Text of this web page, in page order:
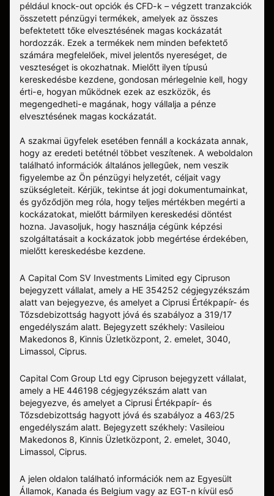
például knock-out opciók és CFD-k – végzett tranzakciók
összetett pénzügyi termékek, amelyek az összes
befektetett tőke elvesztésének magas kockázatát
hordozzák. Ezek a termékek nem minden befektető
számára megfelelőek, mivel jelentős nyereséget, de
veszteséget is okozhatnak. Mielőtt ilyen típusú
kereskedésbe kezdene, gondosan mérlegelnie kell, hogy
érti-e, hogyan működnek ezek az eszközök, és
megengedheti-e magának, hogy vállalja a pénze
elvesztésének magas kockázatát.
A szakmai ügyfelek esetében fennáll a kockázata annak,
hogy az eredeti betétnél többet veszítenek. A weboldalon
található információk általános jellegűek, nem veszik
figyelembe az Ön pénzügyi helyzetét, céljait vagy
szükségleteit. Kérjük, tekintse át jogi dokumentumainkat,
és győződjön meg róla, hogy teljes mértékben megérti a
kockázatokat, mielőtt bármilyen kereskedési döntést
hozna. Javasoljuk, hogy használja cégünk képzési
szolgáltatásait a kockázatok jobb megértése érdekében,
mielőtt kereskedésbe kezdene.
A Capital Com SV Investments Limited egy Cipruson
bejegyzett vállalat, amely a HE 354252 cégjegyzékszám
alatt van bejegyezve, és amelyet a Ciprusi Értékpapír- és
Tőzsdebizottság hagyott jóvá és szabályoz a 319/17
engedélyszám alatt. Bejegyzett székhely: Vasileiou
Makedonos 8, Kinnis Üzletközpont, 2. emelet, 3040,
Limassol, Ciprus.
Capital Com Group Ltd egy Cipruson bejegyzett vállalat,
amely a ΗΕ 446198 cégjegyzékszám alatt van
bejegyezve, és amelyet a Ciprusi Értékpapír- és
Tőzsdebizottság hagyott jóvá és szabályoz a 463/25
engedélyszám alatt. Bejegyzett székhely: Vasileiou
Makedonos 8, Kinnis Üzletközpont, 2. emelet, 3040,
Limassol, Ciprus.
A jelen oldalon található információk nem az Egyesült
Államok, Kanada és Belgium vagy az EGT-n kívül eső